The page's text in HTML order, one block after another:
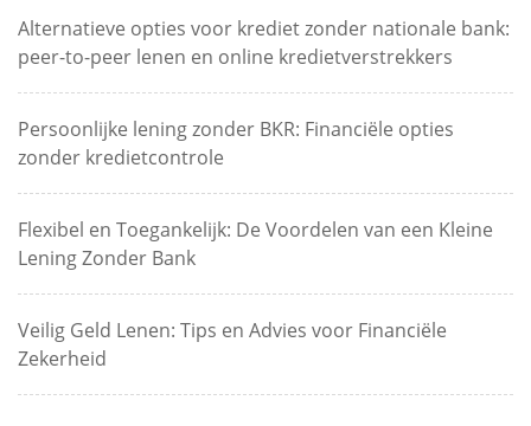
Alternatieve opties voor krediet zonder nationale bank:
peer-to-peer lenen en online kredietverstrekkers
Persoonlijke lening zonder BKR: Financiële opties
zonder kredietcontrole
Flexibel en Toegankelijk: De Voordelen van een Kleine
Lening Zonder Bank
Veilig Geld Lenen: Tips en Advies voor Financiële
Zekerheid